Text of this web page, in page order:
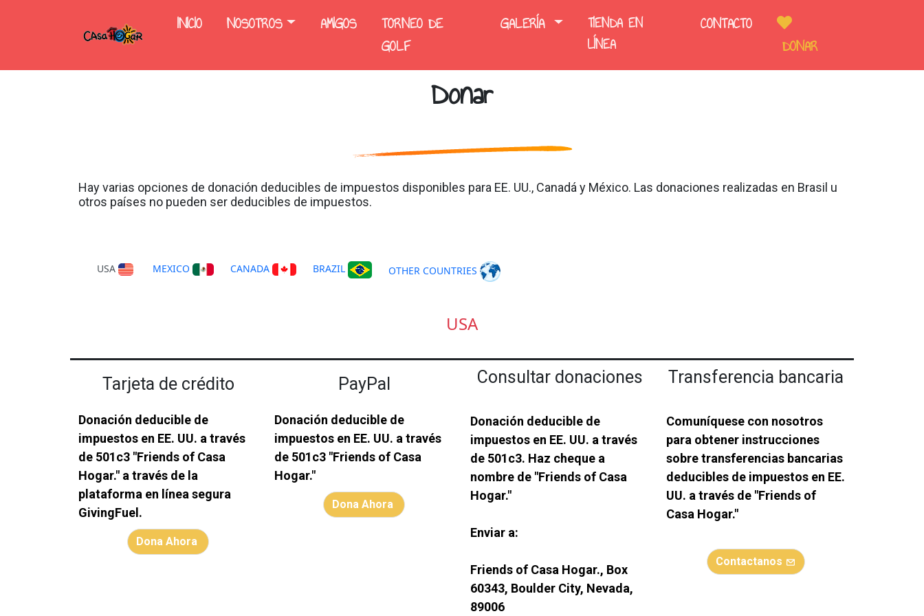
INICIO NOSOTROS AMIGOS
TORNEO DE
GOLF
GALERÍA
TIENDA EN
LÍNEA
CONTACTO
DONAR
Donar
Hay varias opciones de donación deducibles de impuestos disponibles para EE. UU., Canadá y México. Las donaciones realizadas en Brasil u
otros países no pueden ser deducibles de impuestos.
USA MEXICO CANADA BRAZIL OTHER COUNTRIES
USA
Tarjeta de crédito
Donación deducible de
impuestos en EE. UU. a través
de 501c3 "Friends of Casa
Hogar." a través de la
plataforma en línea segura
GivingFuel.
Dona Ahora
PayPal
Donación deducible de
impuestos en EE. UU. a través
de 501c3 "Friends of Casa
Hogar."
Dona Ahora
Consultar donaciones
Donación deducible de
impuestos en EE. UU. a través
de 501c3. Haz cheque a
nombre de "Friends of Casa
Hogar."
Enviar a:
Friends of Casa Hogar., Box
60343, Boulder City, Nevada,
89006
Transferencia bancaria
Comuníquese con nosotros
para obtener instrucciones
sobre transferencias bancarias
deducibles de impuestos en EE.
UU. a través de "Friends of
Casa Hogar."
Contactanos